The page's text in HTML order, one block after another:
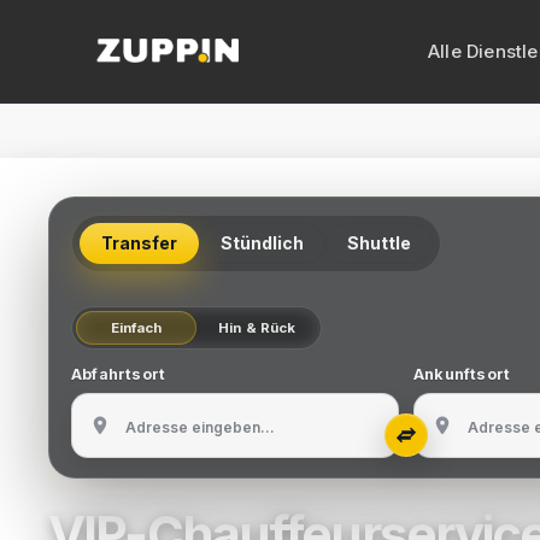
Alle
VIP-
Zypern-
Transfer Stündlich Shuttle
Einfach Hin & Rück
Abfahrtsort Ankunftsort